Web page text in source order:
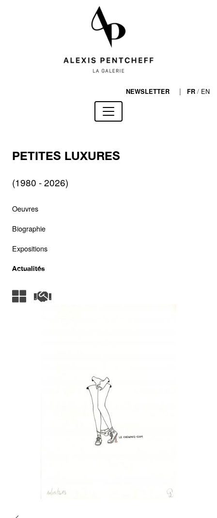
NEWSLETTER | FR / EN
PETITES LUXURES
(1980 - 2026)
Oeuvres
Biographie
Expositions
Actualités